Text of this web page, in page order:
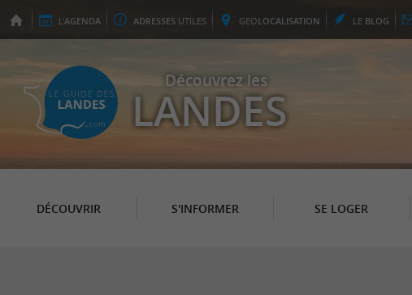
L'AGENDA ADRESSES UTILES GEOLOCALISATION LE BLOG
Découvrez les
LANDES
DÉCOUVRIR S'INFORMER SE LOGER